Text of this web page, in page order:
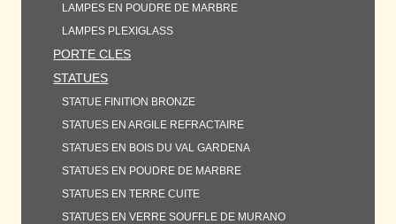
LAMPES EN POUDRE DE MARBRE
LAMPES PLEXIGLASS
PORTE CLES
STATUES
STATUE FINITION BRONZE
STATUES EN ARGILE REFRACTAIRE
STATUES EN BOIS DU VAL GARDENA
STATUES EN POUDRE DE MARBRE
STATUES EN TERRE CUITE
STATUES EN VERRE SOUFFLE DE MURANO